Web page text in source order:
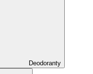
Deodoranty